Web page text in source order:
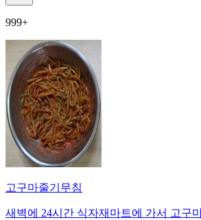
999+
고구마줄기무침
새벽에 24시간 식자재마트에 가서 고구